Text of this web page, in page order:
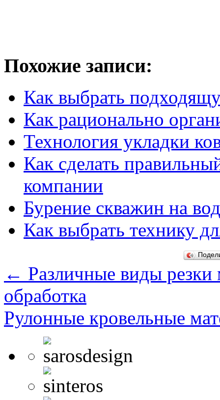
Похожие записи:
Как выбрать
Как рационально
Технология укладки
Как сделать
компании
Бурение скважин на
Как выбрать технику
← Различные виды резки
обработка
Рулонные кровельные